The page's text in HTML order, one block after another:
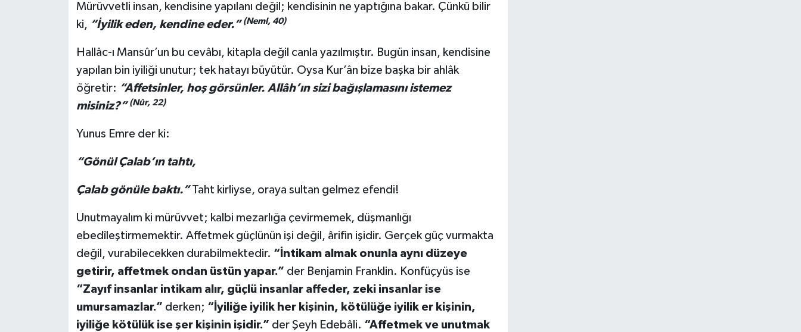
Mürüvvetli insan, kendisine yapılanı değil; kendisinin ne yaptığına bakar. Çünkü bilir
ki, “İyilik eden, kendine eder.” (Neml, 40)
Hallâc-ı Mansûr’un bu cevâbı, kitapla değil canla yazılmıştır. Bugün insan, kendisine
yapılan bin iyiliği unutur; tek hatayı büyütür. Oysa Kur’ân bize başka bir ahlâk
öğretir: “Affetsinler, hoş görsünler. Allâh’ın sizi bağışlamasını istemez
misiniz?” (Nûr, 22)
Yunus Emre der ki:
“Gönül Çalab’ın tahtı,
Çalab gönüle baktı.”Taht kirliyse, oraya sultan gelmez efendi!
Unutmayalım ki mürüvvet; kalbi mezarlığa çevirmemek, düşmanlığı
ebedîleştirmemektir. Affetmek güçlünün işi değil, ârifin işidir. Gerçek güç vurmakta
değil, vurabilecekken durabilmektedir. “İntikam almak onunla aynı düzeye
getirir, affetmek ondan üstün yapar.” der Benjamin Franklin. Konfüçyüs ise
“Zayıf insanlar intikam alır, güçlü insanlar affeder, zeki insanlar ise
umursamazlar.” derken; “İyiliğe iyilik her kişinin, kötülüğe iyilik er kişinin,
iyiliğe kötülük ise şer kişinin işidir.” der Şeyh Edebâli. “Affetmek ve unutmak